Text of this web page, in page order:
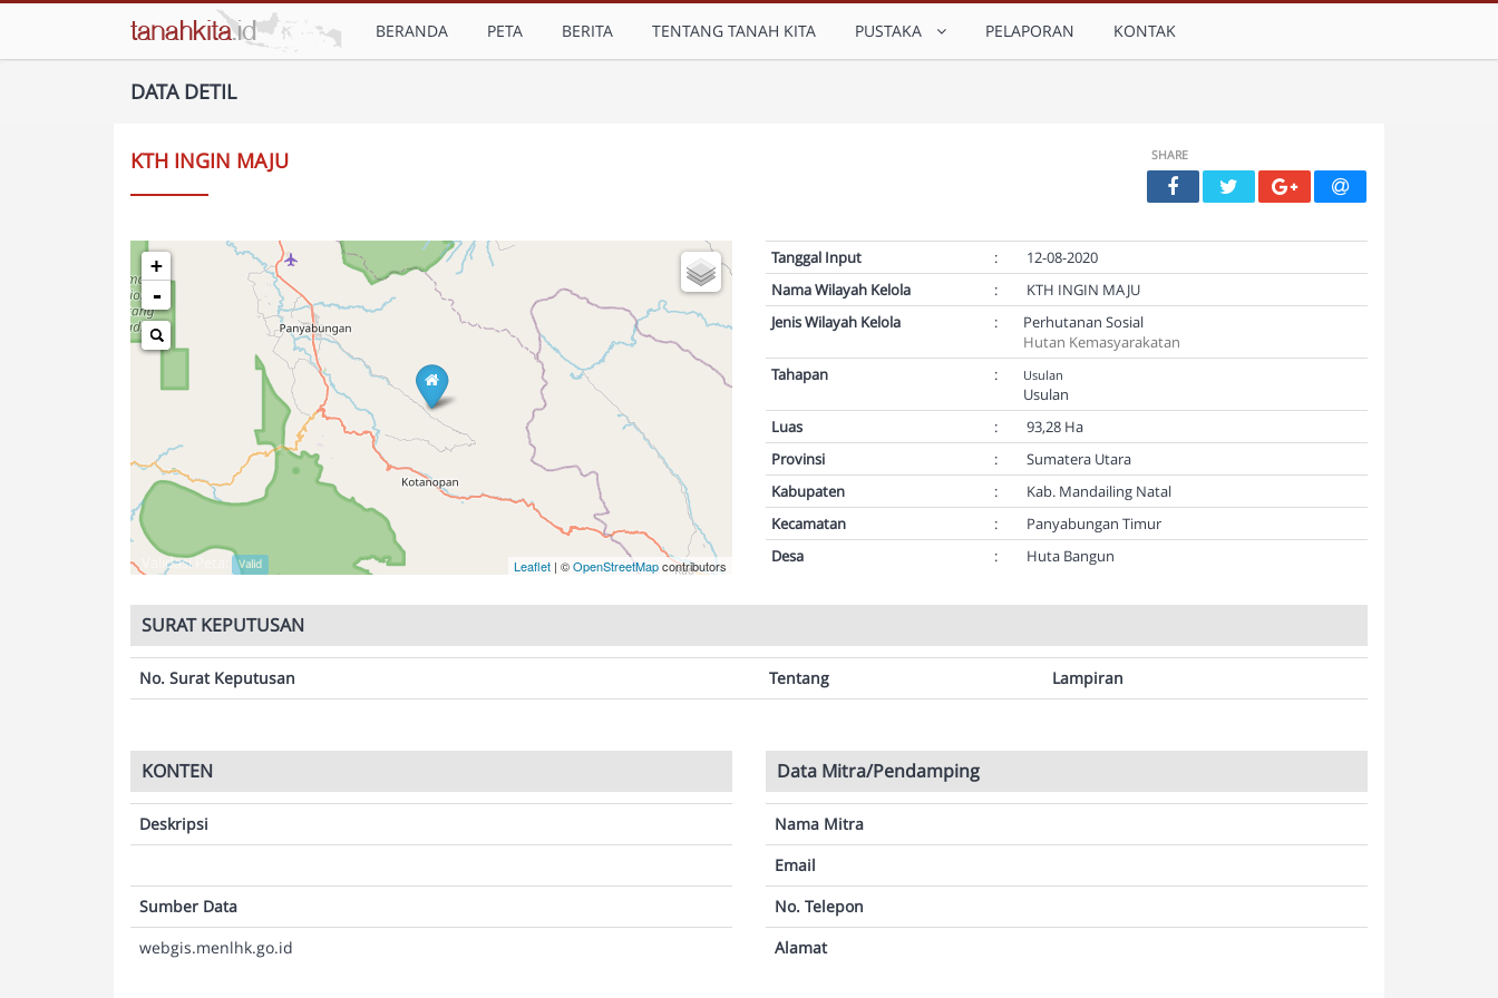
BERANDA PETA BERITA TENTANG TANAH KITA PUSTAKA PELAPORAN KONTAK
DATA DETIL
KTH INGIN MAJU SHARE
+
-
Leaflet | ©OpenStreetMapcontributors
Validasi Peta: Valid
Tanggal Input :
12-08-2020
Nama Wilayah Kelola
:
KTH INGIN MAJU
Jenis Wilayah Kelola
:
Perhutanan Sosial
Hutan Kemasyarakatan
Tahapan
: Usulan
Usulan
Luas
:
93,28 Ha
Provinsi
:
Sumatera Utara
Kabupaten
:
Kab. Mandailing Natal
Kecamatan
:
Panyabungan Timur
Desa
: Huta Bangun
SURAT KEPUTUSAN
No. Surat Keputusan Tentang Lampiran
KONTEN
Deskripsi
Sumber Data
webgis.menlhk.go.id
Data Mitra/Pendamping
Nama Mitra
Email
No. Telepon
Alamat